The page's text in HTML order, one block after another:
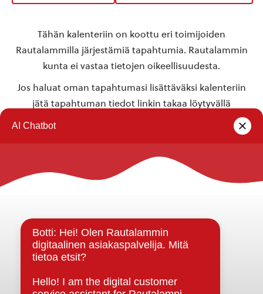
Tähän kalenteriin on koottu eri toimijoiden
Rautalammilla järjestämiä tapahtumia. Rautalammin
kunta ei vastaa tietojen oikeellisuudesta.
Jos haluat oman tapahtumasi lisättäväksi kalenteriin
jätä tapahtuman tiedot linkin takaa löytyvällä
Rautalammin kunta
Strategiat, ohjelmat, ohjeet, suunnitelmat, säännöt ja
sopimukset
Asiakirjajulkisuuskuvaus
Evästeet